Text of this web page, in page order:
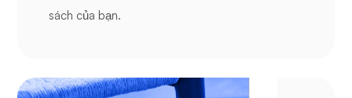
sách của bạn.